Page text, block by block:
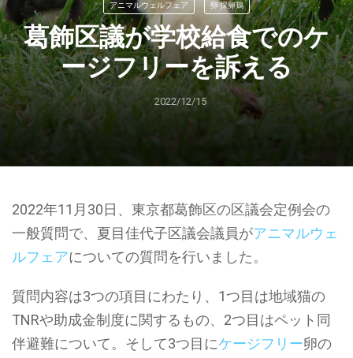
アニマルウェルフェア 卵 採卵鶏
葛飾区議が学校給食でのケ
ージフリーを訴える
2022/12/15
2022年11月30日、東京都葛飾区の区議会定例会の
一般質問で、夏目佳代子区議会議員がアニマルウェ
ルフェアについての質問を行いました。
質問内容は3つの項目にわたり、1つ目は地域猫の
TNRや助成金制度に関するもの、2つ目はペット同
伴避難について。そして3つ目にケージフリー卵の